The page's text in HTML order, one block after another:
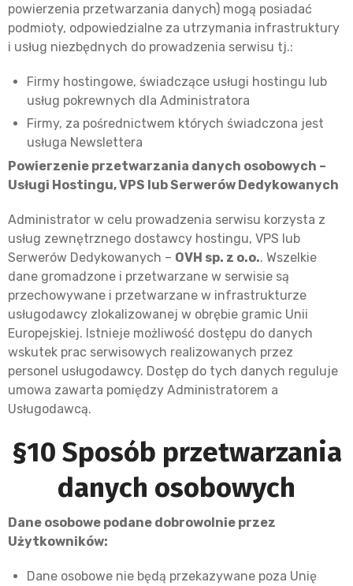
powierzenia przetwarzania danych) mogą posiadać
podmioty, odpowiedzialne za utrzymania infrastruktury
i usług niezbędnych do prowadzenia serwisu tj.:
Firmy hostingowe, świadczące usługi hostingu lub
usług pokrewnych dla Administratora
Firmy, za pośrednictwem których świadczona jest
usługa Newslettera
Powierzenie przetwarzania danych osobowych –
Usługi Hostingu, VPS lub Serwerów Dedykowanych
Administrator w celu prowadzenia serwisu korzysta z
usług zewnętrznego dostawcy hostingu, VPS lub
Serwerów Dedykowanych – OVH sp. z o.o.. Wszelkie
dane gromadzone i przetwarzane w serwisie są
przechowywane i przetwarzane w infrastrukturze
usługodawcy zlokalizowanej w obrębie gramic Unii
Europejskiej. Istnieje możliwość dostępu do danych
wskutek prac serwisowych realizowanych przez
personel usługodawcy. Dostęp do tych danych reguluje
umowa zawarta pomiędzy Administratorem a
Usługodawcą.
§10 Sposób przetwarzania
danych osobowych
Dane osobowe podane dobrowolnie przez
Użytkowników:
Dane osobowe nie będą przekazywane poza Unię